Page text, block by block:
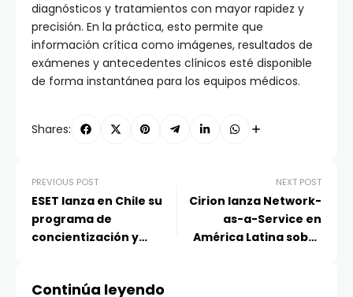
diagnósticos y tratamientos con mayor rapidez y
precisión. En la práctica, esto permite que
información crítica como imágenes, resultados de
exámenes y antecedentes clínicos esté disponible
de forma instantánea para los equipos médicos.
Shares:
PREVIOUS POST
ESET lanza en Chile su
programa de
concientización y
empresas
NEXT POST
Cirion lanza Network-
as-a-Service en
América Latina sobre
Continúa leyendo